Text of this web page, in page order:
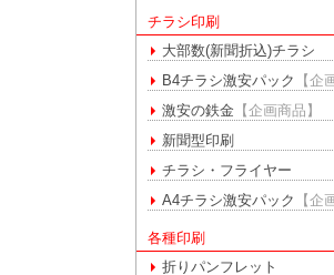
チラシ印刷
大部数(新聞折込)チラシ
B4チラシ激安パック
【企
激安の鉄金 【企画商品】
新聞型印刷
チラシ・フライヤー
A4チラシ激安パック
【企
各種印刷
折りパンフレット